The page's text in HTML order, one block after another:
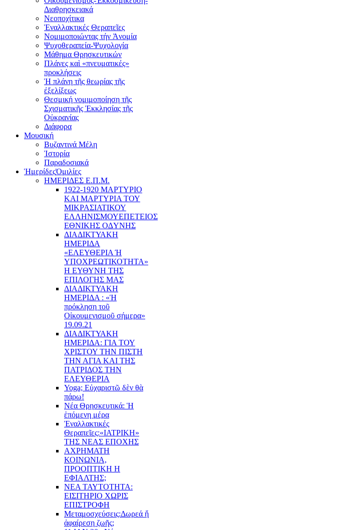
Διαθρησκειακά
Νεοποχίτικα
Ἐναλλακτικές Θεραπεῖες
Νομιμοποιώντας τήν Ἀνομία
Ψυχοθεραπεία-Ψυχολογία
Μάθημα Θρησκευτικών
Πλάνες καὶ «πνευματικές»
προκλήσεις
Ἡ πλάνη τῆς θεωρίας τῆς
ἐξελίξεως
Θεσμική νομιμοποίηση τῆς
Σχισματικῆς Ἐκκλησίας τῆς
Οὐκρανίας
Διάφορα
Μουσική
Βυζαντινά Μέλη
Ἰστορία
Παραδοσιακά
ἩμερίδεςὉμιλίες
ΗΜΕΡΙΔΕΣ Ε.Π.Μ.
1922-1920 ΜΑΡΤΥΡΙΟ
ΚΑI ΜΑΡΤΥΡIΑ ΤΟΥ
ΜΙΚΡΑΣΙΑΤΙΚΟΥ
EΛΛΗΝΙΣΜΟΥEΠEΤΕΙΟΣ
EΘΝΙΚHΣ O∆YΝΗΣ
ΔΙΑΔΙΚΤΥΑΚΗ
ΗΜΕΡΙΔΑ
«EΛΕΥΘΕΡΙΑ Ή
YΠΟΧΡΕΩΤΙΚΟΤΗΤΑ»
Η ΕΥΘΥΝΗ ΤΗΣ
EΠΙΛΟΓΗΣ ΜΑΣ
ΔΙΑΔΙΚΤΥΑΚΗ
ΗΜΕΡΙΔΑ : «Ἡ
πρόκληση τοῦ
Οἰκουμενισμοῦ σήμερα»
19.09.21
ΔΙΑΔΙΚΤΥΑΚΗ
ΗΜΕΡΙΔΑ: ΓΙΑ ΤΟΥ
ΧΡΙΣΤΟΥ ΤΗΝ ΠΙΣΤΗ
ΤΗΝ ΑΓΙΑ ΚΑΙ ΤΗΣ
ΠΑΤΡΙΔΟΣ ΤΗΝ
ΕΛΕΥΘΕΡΙΑ
Yoga; Εὐχαριστῶ δὲν θὰ
πάρω!
Νέα Θρησκευτικά: Ἡ
ἑπόμενη μέρα
Ἐναλλακτικές
Θεραπεῖες:«ΙΑΤΡΙΚΗ»
ΤΗΣ ΝΕΑΣ ΕΠΟΧΗΣ
ΑΧΡΗΜΑΤΗ
ΚΟΙΝΩΝΙΑ,
ΠΡΟΟΠΤΙΚΗ Η
ΕΦΙΑΛΤΗΣ;
ΝΕΑ ΤΑΥΤΟΤΗΤΑ:
ΕΙΣΙΤΗΡΙΟ ΧΩΡΙΣ
ΕΠΙΣΤΡΟΦΗ
Μεταμοσχεύσεις:Δωρεά ἤ
ἀφαίρεση ζωῆς;